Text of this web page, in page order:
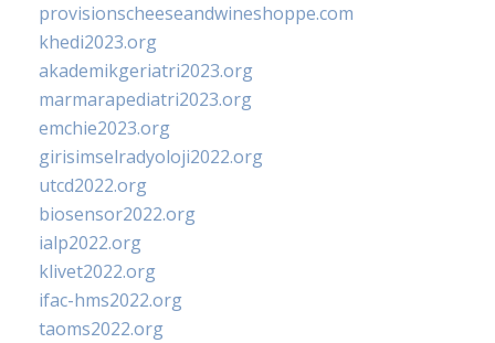
provisionscheeseandwineshoppe.com
khedi2023.org
akademikgeriatri2023.org
marmarapediatri2023.org
emchie2023.org
girisimselradyoloji2022.org
utcd2022.org
biosensor2022.org
ialp2022.org
klivet2022.org
ifac-hms2022.org
taoms2022.org